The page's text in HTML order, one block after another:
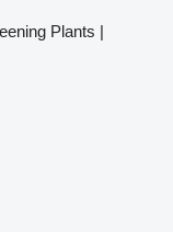
Plants |